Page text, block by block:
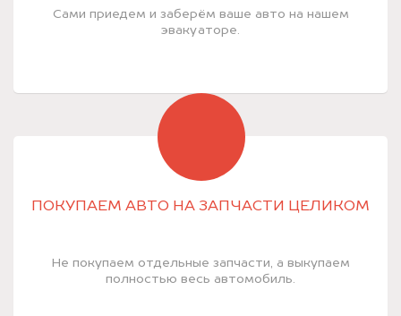
Сами приедем и заберём ваше авто на нашем
эвакуаторе.
ПОКУПАЕМ АВТО НА ЗАПЧАСТИ ЦЕЛИКОМ
Не покупаем отдельные запчасти, а выкупаем
полностью весь автомобиль.